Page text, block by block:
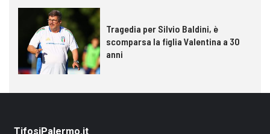
Tragedia per Silvio Baldini, è
scomparsa la figlia Valentina a 30
anni
TifosiPalermo.it